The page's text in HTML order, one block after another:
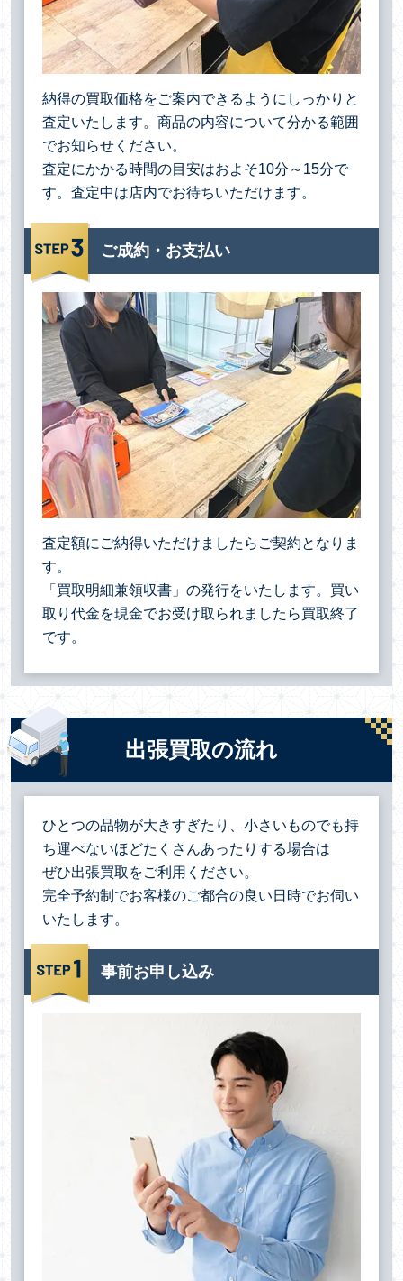
納得の買取価格をご案内できるようにしっかりと
査定いたします。商品の内容について分かる範囲
でお知らせください。
査定にかかる時間の目安はおよそ10分～15分で
す。査定中は店内でお待ちいただけます。
ご成約・お支払い
査定額にご納得いただけましたらご契約となりま
す。
「買取明細兼領収書」の発行をいたします。買い
取り代金を現金でお受け取られましたら買取終了
です。
出張買取の流れ
ひとつの品物が大きすぎたり、小さいものでも持
ち運べないほどたくさんあったりする場合は
ぜひ出張買取をご利用ください。
完全予約制でお客様のご都合の良い日時でお伺い
いたします。
事前お申し込み